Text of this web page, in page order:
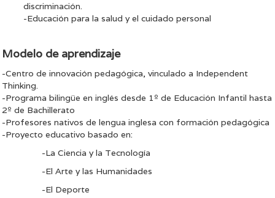
discriminación.
-Educación para la salud y el cuidado personal
Modelo de aprendizaje
-Centro de innovación pedagógica, vinculado a Independent
Thinking.
-Programa bilingüe en inglés desde 1º de Educación Infantil hasta
2º de Bachillerato
-Profesores nativos de lengua inglesa con formación pedagógica
-Proyecto educativo basado en:
-La Ciencia y la Tecnología
-El Arte y las Humanidades
-El Deporte